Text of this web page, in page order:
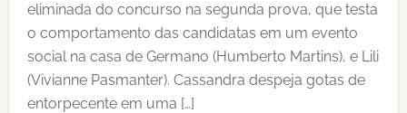
eliminada do concurso na segunda prova, que testa
o comportamento das candidatas em um evento
social na casa de Germano (Humberto Martins), e Lili
(Vivianne Pasmanter). Cassandra despeja gotas de
entorpecente em uma […]